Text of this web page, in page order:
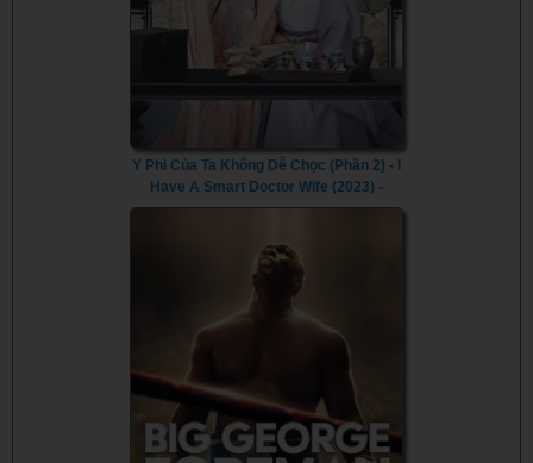
Y Phi Của Ta Không Dễ Chọc (Phần 2) - I
Have A Smart Doctor Wife (2023) -
Vietsub